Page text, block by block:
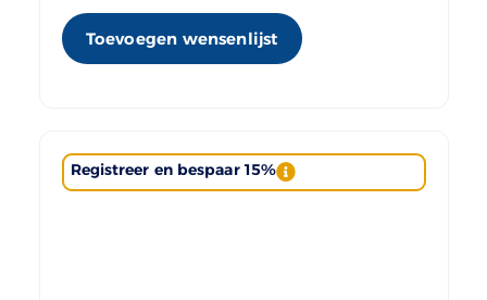
Toevoegen wensenlijst
Registreer en bespaar 15%